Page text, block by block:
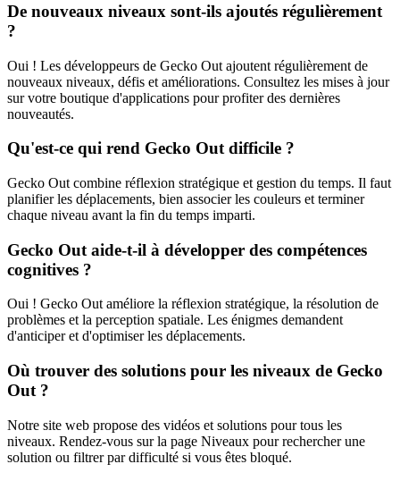
De nouveaux niveaux sont-ils ajoutés régulièrement
?
Oui ! Les développeurs de Gecko Out ajoutent régulièrement de
nouveaux niveaux, défis et améliorations. Consultez les mises à jour
sur votre boutique d'applications pour profiter des dernières
nouveautés.
Qu'est-ce qui rend Gecko Out difficile ?
Gecko Out combine réflexion stratégique et gestion du temps. Il faut
planifier les déplacements, bien associer les couleurs et terminer
chaque niveau avant la fin du temps imparti.
Gecko Out aide-t-il à développer des compétences
cognitives ?
Oui ! Gecko Out améliore la réflexion stratégique, la résolution de
problèmes et la perception spatiale. Les énigmes demandent
d'anticiper et d'optimiser les déplacements.
Où trouver des solutions pour les niveaux de Gecko
Out ?
Notre site web propose des vidéos et solutions pour tous les
niveaux. Rendez-vous sur la page Niveaux pour rechercher une
solution ou filtrer par difficulté si vous êtes bloqué.